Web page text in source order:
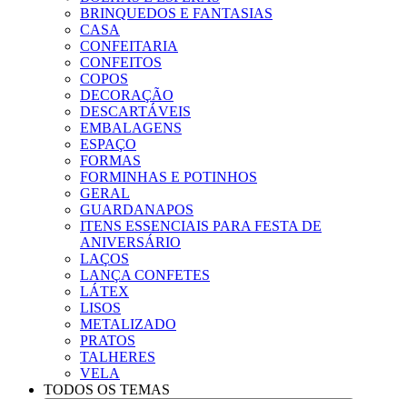
BRINQUEDOS E FANTASIAS
CASA
CONFEITARIA
CONFEITOS
COPOS
DECORAÇÃO
DESCARTÁVEIS
EMBALAGENS
ESPAÇO
FORMAS
FORMINHAS E POTINHOS
GERAL
GUARDANAPOS
ITENS ESSENCIAIS PARA FESTA DE
ANIVERSÁRIO
LAÇOS
LANÇA CONFETES
LÁTEX
LISOS
METALIZADO
PRATOS
TALHERES
VELA
TODOS OS TEMAS